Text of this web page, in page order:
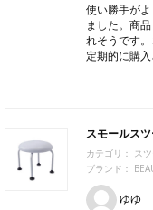
使い勝手が
ました。商
れそうです
定期的に購
スモールス
カテゴリ： ス
ブランド：
ゆゆ